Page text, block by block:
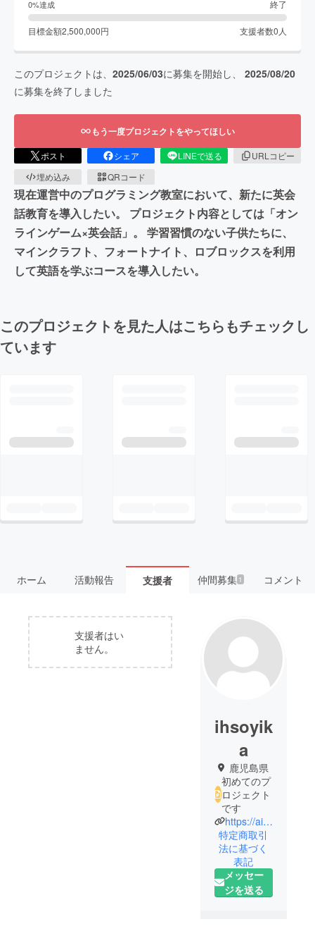
0%達成 終了
目標金額2,500,000円 支援者数0 人
このプロジェクトは、 2025/06/03に募集を開始し、 2025/08/20
に募集を終了しました
もう一度プロジェクトをやってほしい
ポスト シェア LINEで送る
URLコピー
埋め込み
QRコード
現在運営中のプログラミング教室において、新たに英会
話教育を導入したい。 プロジェクト内容としては「オン
ラインゲーム×英会話」。 学習習慣のない子供たちに、
マインクラフト、フォートナイト、ロブロックスを利用
して英語を学ぶコースを導入したい。
このプロジェクトを見た人はこちらもチェックし
ています
ホーム 活動報告 支援者 仲間募集 1 コメント
支援者はい
ません。
ihsoyik
a
鹿児島県
初めてのプ
ロジェクト
です
https://aiprogramspace.wixsite.com/my-site
特定商取引
法に基づく
表記
メッセー
ジを送る